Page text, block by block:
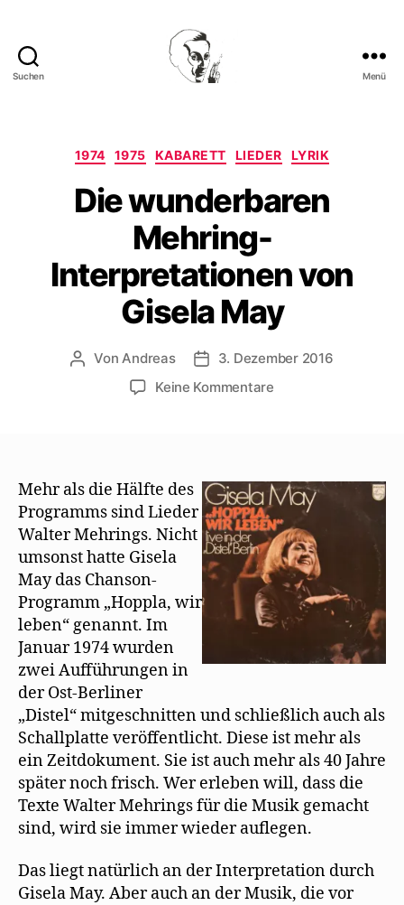
Suchen Menü
Kategorien
1974 1975 KABARETT LIEDER LYRIK
Die wunderbaren
Mehring-
Interpretationen von
Gisela May
Beitragsautor
Von Andreas Beitragsdatum
3. Dezember 2016
Keine Kommentarezu
von
Gisela
May
Mehr als die Hälfte des
Programms sind Lieder
Walter Mehrings. Nicht
umsonst hatte Gisela
May das Chanson-
Programm „Hoppla, wir
leben“ genannt. Im
Januar 1974 wurden
zwei Aufführungen in
der Ost-Berliner
„Distel“ mitgeschnitten und schließlich auch als
Schallplatte veröffentlicht. Diese ist mehr als
ein Zeitdokument. Sie ist auch mehr als 40 Jahre
später noch frisch. Wer erleben will, dass die
Texte Walter Mehrings für die Musik gemacht
sind, wird sie immer wieder auflegen.
Das liegt natürlich an der Interpretation durch
Gisela May. Aber auch an der Musik, die vor